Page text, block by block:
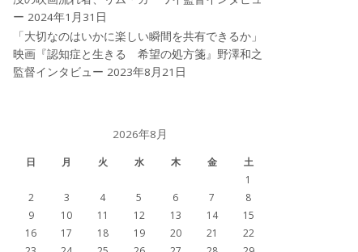
ー 2024年1月31日
「大切なのはいかに楽しい瞬間を共有できるか」
映画『認知症と生きる 希望の処方箋』野澤和之
監督インタビュー 2023年8月21日
2026年8月
日 月 火 水 木 金
土
1
2
3 4 5 6 7
8
9
10 11 12 13 14
15
16
17 18 19 20 21
22